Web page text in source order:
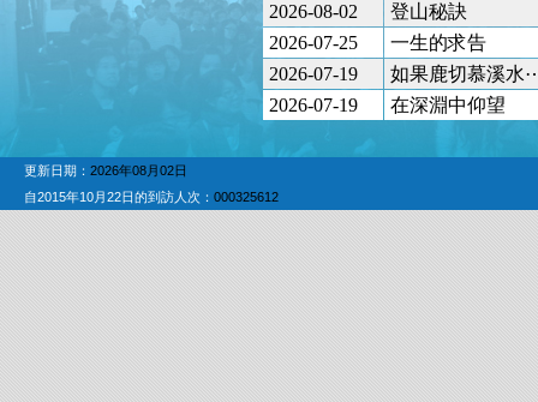
2026-08-02
登山秘訣
2026-07-25
一生的求告
2026-07-19
如果鹿切慕溪
2026-07-19
在深淵中仰望
更新日期： 2026年08月02日
自2015年10月22日的到訪人次： 000325612